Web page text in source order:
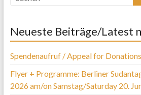
Neueste Beiträge/Latest
Spendenaufruf / Appeal for Donations
Flyer + Programme: Berliner
2026 am/on Samstag/Saturday 20.